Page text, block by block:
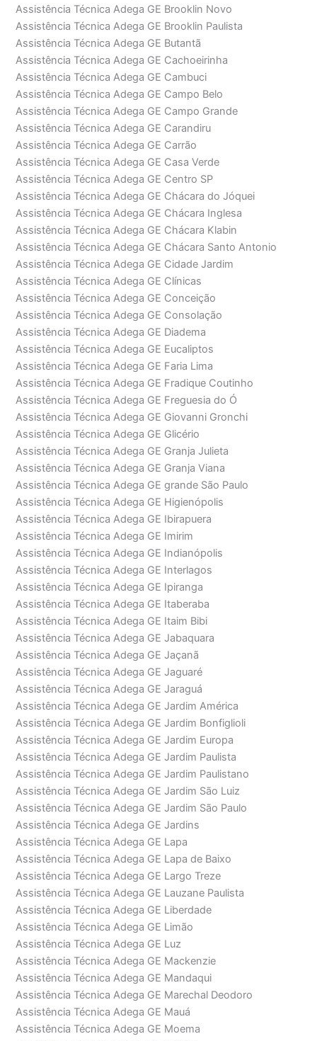
Assistência Técnica Adega GE Brooklin Novo
Assistência Técnica Adega GE Brooklin Paulista
Assistência Técnica Adega GE Butantã
Assistência Técnica Adega GE Cachoeirinha
Assistência Técnica Adega GE Cambuci
Assistência Técnica Adega GE Campo Belo
Assistência Técnica Adega GE Campo Grande
Assistência Técnica Adega GE Carandiru
Assistência Técnica Adega GE Carrão
Assistência Técnica Adega GE Casa Verde
Assistência Técnica Adega GE Centro SP
Assistência Técnica Adega GE Chácara do Jóquei
Assistência Técnica Adega GE Chácara Inglesa
Assistência Técnica Adega GE Chácara Klabin
Assistência Técnica Adega GE Chácara Santo Antonio
Assistência Técnica Adega GE Cidade Jardim
Assistência Técnica Adega GE Clínicas
Assistência Técnica Adega GE Conceição
Assistência Técnica Adega GE Consolação
Assistência Técnica Adega GE Diadema
Assistência Técnica Adega GE Eucaliptos
Assistência Técnica Adega GE Faria Lima
Assistência Técnica Adega GE Fradique Coutinho
Assistência Técnica Adega GE Freguesia do Ó
Assistência Técnica Adega GE Giovanni Gronchi
Assistência Técnica Adega GE Glicério
Assistência Técnica Adega GE Granja Julieta
Assistência Técnica Adega GE Granja Viana
Assistência Técnica Adega GE grande São Paulo
Assistência Técnica Adega GE Higienópolis
Assistência Técnica Adega GE Ibirapuera
Assistência Técnica Adega GE Imirim
Assistência Técnica Adega GE Indianópolis
Assistência Técnica Adega GE Interlagos
Assistência Técnica Adega GE Ipiranga
Assistência Técnica Adega GE Itaberaba
Assistência Técnica Adega GE Itaim Bibi
Assistência Técnica Adega GE Jabaquara
Assistência Técnica Adega GE Jaçanã
Assistência Técnica Adega GE Jaguaré
Assistência Técnica Adega GE Jaraguá
Assistência Técnica Adega GE Jardim América
Assistência Técnica Adega GE Jardim Bonfiglioli
Assistência Técnica Adega GE Jardim Europa
Assistência Técnica Adega GE Jardim Paulista
Assistência Técnica Adega GE Jardim Paulistano
Assistência Técnica Adega GE Jardim São Luiz
Assistência Técnica Adega GE Jardim São Paulo
Assistência Técnica Adega GE Jardins
Assistência Técnica Adega GE Lapa
Assistência Técnica Adega GE Lapa de Baixo
Assistência Técnica Adega GE Largo Treze
Assistência Técnica Adega GE Lauzane Paulista
Assistência Técnica Adega GE Liberdade
Assistência Técnica Adega GE Limão
Assistência Técnica Adega GE Luz
Assistência Técnica Adega GE Mackenzie
Assistência Técnica Adega GE Mandaqui
Assistência Técnica Adega GE Marechal Deodoro
Assistência Técnica Adega GE Mauá
Assistência Técnica Adega GE Moema